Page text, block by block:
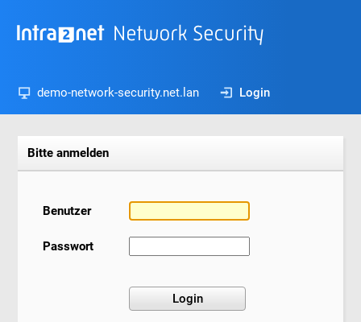
demo-network-security.net.lan Login
Bitte anmelden
Benutzer
Passwort